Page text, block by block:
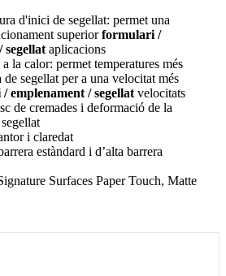
d'inici de segellat: permet una
superiorformulari /
segellat aplicacions
la calor: permet temperatures més
de segellat per a una velocitat més
emplenament / segellat velocitats
de cremades i deformació de la
i claredat
estàndard i d’alta barrera
Surfaces Paper Touch, Matte